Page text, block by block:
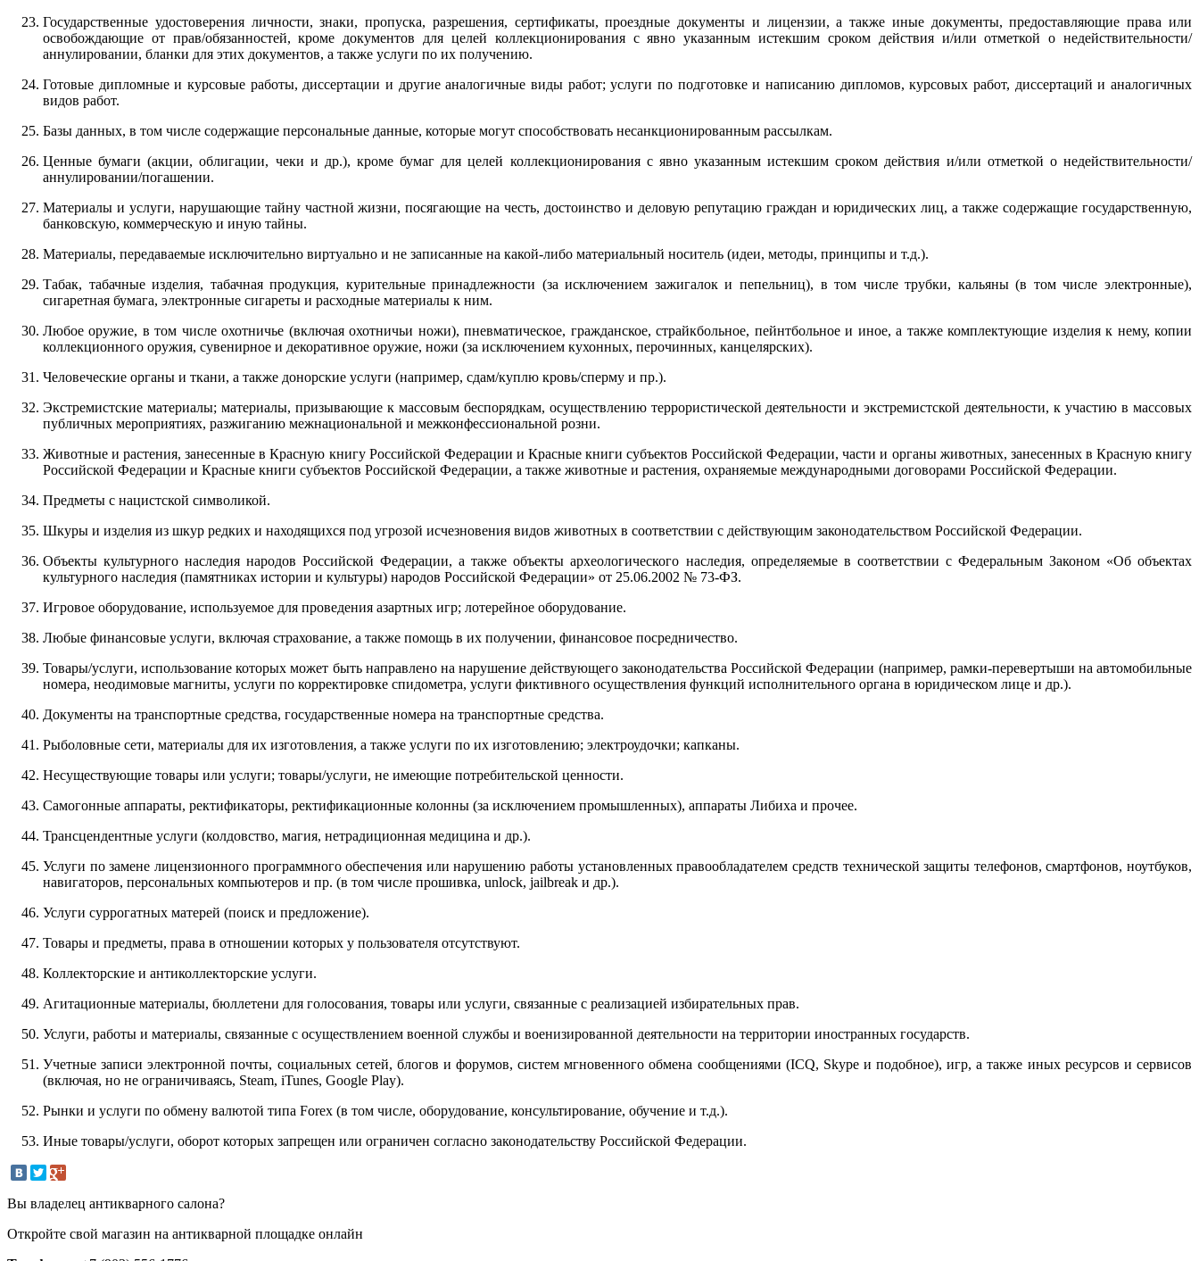
Государственные удостоверения личности, знаки, пропуска, разрешения, сертификаты, проездные документы и лицензии, а также иные документы, предоставляющие права или
освобождающие от прав/обязанностей, кроме документов для целей коллекционирования с явно указанным истекшим сроком действия и/или отметкой о недействительности/
аннулировании, бланки для этих документов, а также услуги по их получению.
Готовые дипломные и курсовые работы, диссертации и другие аналогичные виды работ; услуги по подготовке и написанию дипломов, курсовых работ, диссертаций и аналогичных
видов работ.
Базы данных, в том числе содержащие персональные данные, которые могут способствовать несанкционированным рассылкам.
Ценные бумаги (акции, облигации, чеки и др.), кроме бумаг для целей коллекционирования с явно указанным истекшим сроком действия и/или отметкой о недействительности/
аннулировании/погашении.
Материалы и услуги, нарушающие тайну частной жизни, посягающие на честь, достоинство и деловую репутацию граждан и юридических лиц, а также содержащие государственную,
банковскую, коммерческую и иную тайны.
Материалы, передаваемые исключительно виртуально и не записанные на какой-либо материальный носитель (идеи, методы, принципы и т.д.).
Табак, табачные изделия, табачная продукция, курительные принадлежности (за исключением зажигалок и пепельниц), в том числе трубки, кальяны (в том числе электронные),
сигаретная бумага, электронные сигареты и расходные материалы к ним.
Любое оружие, в том числе охотничье (включая охотничьи ножи), пневматическое, гражданское, страйкбольное, пейнтбольное и иное, а также комплектующие изделия к нему, копии
коллекционного оружия, сувенирное и декоративное оружие, ножи (за исключением кухонных, перочинных, канцелярских).
Человеческие органы и ткани, а также донорские услуги (например, сдам/куплю кровь/сперму и пр.).
Экстремистские материалы; материалы, призывающие к массовым беспорядкам, осуществлению террористической деятельности и экстремистской деятельности, к участию в массовых
публичных мероприятиях, разжиганию межнациональной и межконфессиональной розни.
Животные и растения, занесенные в Красную книгу Российской Федерации и Красные книги субъектов Российской Федерации, части и органы животных, занесенных в Красную книгу
Российской Федерации и Красные книги субъектов Российской Федерации, а также животные и растения, охраняемые международными договорами Российской Федерации.
Предметы с нацистской символикой.
Шкуры и изделия из шкур редких и находящихся под угрозой исчезновения видов животных в соответствии с действующим законодательством Российской Федерации.
Объекты культурного наследия народов Российской Федерации, а также объекты археологического наследия, определяемые в соответствии с Федеральным Законом «Об объектах
культурного наследия (памятниках истории и культуры) народов Российской Федерации» от 25.06.2002 № 73-ФЗ.
Игровое оборудование, используемое для проведения азартных игр; лотерейное оборудование.
Любые финансовые услуги, включая страхование, а также помощь в их получении, финансовое посредничество.
Товары/услуги, использование которых может быть направлено на нарушение действующего законодательства Российской Федерации (например, рамки-перевертыши на автомобильные
номера, неодимовые магниты, услуги по корректировке спидометра, услуги фиктивного осуществления функций исполнительного органа в юридическом лице и др.).
Документы на транспортные средства, государственные номера на транспортные средства.
Рыболовные сети, материалы для их изготовления, а также услуги по их изготовлению; электроудочки; капканы.
Несуществующие товары или услуги; товары/услуги, не имеющие потребительской ценности.
Самогонные аппараты, ректификаторы, ректификационные колонны (за исключением промышленных), аппараты Либиха и прочее.
Трансцендентные услуги (колдовство, магия, нетрадиционная медицина и др.).
Услуги по замене лицензионного программного обеспечения или нарушению работы установленных правообладателем средств технической защиты телефонов, смартфонов, ноутбуков,
навигаторов, персональных компьютеров и пр. (в том числе прошивка, unlock, jailbreak и др.).
Услуги суррогатных матерей (поиск и предложение).
Товары и предметы, права в отношении которых у пользователя отсутствуют.
Коллекторские и антиколлекторские услуги.
Агитационные материалы, бюллетени для голосования, товары или услуги, связанные с реализацией избирательных прав.
Услуги, работы и материалы, связанные с осуществлением военной службы и военизированной деятельности на территории иностранных государств.
Учетные записи электронной почты, социальных сетей, блогов и форумов, систем мгновенного обмена сообщениями (ICQ, Skype и подобное), игр, а также иных ресурсов и сервисов
(включая, но не ограничиваясь, Steam, iTunes, Google Play).
Рынки и услуги по обмену валютой типа Forex (в том числе, оборудование, консультирование, обучение и т.д.).
Иные товары/услуги, оборот которых запрещен или ограничен согласно законодательству Российской Федерации.
Вы владелец антикварного салона?
Откройте свой магазин на антикварной площадке онлайн